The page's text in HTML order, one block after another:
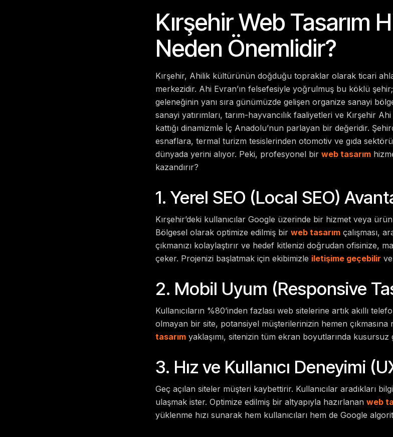
Kırşehir Web Tasarım
Neden Önemlidir?
Kırşehir, Ahilik kültürünün doğduğu topraklar olarak ticari
merkezidir. Ahi Evran’ın felsefesiyle yoğrulmuş bu köklü
geleneğinin yanı sıra günümüzde gelişen organize sanayi
sanayi yatırımları, tarım-hayvancılık faaliyetleri ve Kırşehir
kattığı dinamizmle İç Anadolu’nun parlayan bir değeridir.
esnaflara, termal turizm tesislerinden otomotiv ve gıda
dünyada yerini alıyor. Peki, profesyonel bir web tasarım
kazandırır?
1. Yerel SEO (Local SEO)
Kırşehir’deki kullanıcılar Google üzerinde bir hizmet veya
Bölgesel olarak optimize edilmiş bir web tasarımçalışması,
çıkmanızı kolaylaştırır ve hedef kitlenizi doğrudan ofisinize,
çeker. Projenizi başlatmak için ekibimizle iletişime geçebilir
2. Mobil Uyum (Responsive
Kullanıcıların %80’inden fazlası web sitelerine artık akıllı
olmayan bir site, potansiyel müşterilerinizin hemen
tasarımyaklaşımı, sitenizin tüm ekran boyutlarında kusursuz
3. Hız ve Kullanıcı Deneyimi
Geç açılan siteler müşteri kaybettirir. Kullanıcılar aradıkları
ulaşmak ister. Optimize edilmiş bir altyapıyla hazırlanan web
yüklenme hızı sunarak hem kullanıcıları hem de Google